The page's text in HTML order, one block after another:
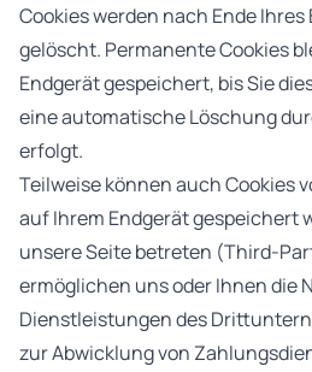
Cookies werden nach Ende
gelöscht. Permanente Cookies
Endgerät gespeichert, bis Sie
eine automatische Löschung
erfolgt.
Teilweise können auch Cookies
auf Ihrem Endgerät gespeichert
unsere Seite betreten (Third-
ermöglichen uns oder Ihnen die
Dienstleistungen des
zur Abwicklung von